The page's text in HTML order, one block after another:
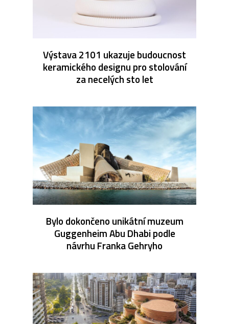
Výstava 2101 ukazuje budoucnost
keramického designu pro stolování
za necelých sto let
Bylo dokončeno unikátní muzeum
Guggenheim Abu Dhabi podle
návrhu Franka Gehryho